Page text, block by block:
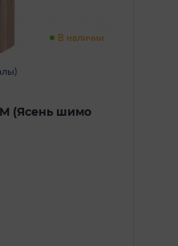
В наличии
(Ясень шимо